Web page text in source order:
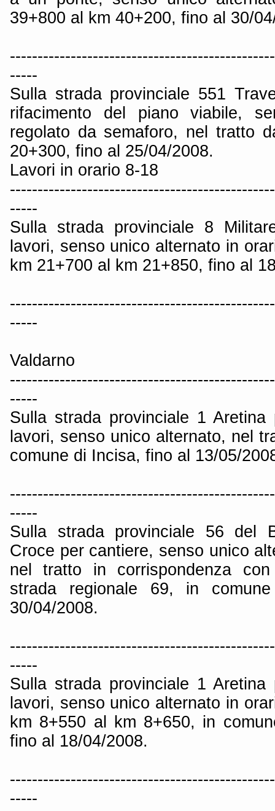
39+800 al km 40+200, fino al 30/
-----
Sulla strada provinciale 551
rifacimento del piano viabile,
regolato da semaforo, nel tratto
20+300, fino al 25/04/2008.
Lavori in orario 8-18
-----
Sulla strada provinciale 8
lavori, senso unico alternato in
km 21+700 al km 21+850, fino al
-----
Valdarno
-----
Sulla strada provinciale 1
lavori, senso unico alternato, nel
comune di Incisa, fino al 13/05/
-----
Sulla strada provinciale 56 del
Croce per cantiere, senso unico
nel tratto in corrispondenza
strada regionale 69, in
30/04/2008.
-----
Sulla strada provinciale 1
lavori, senso unico alternato in
km 8+550 al km 8+650, in
fino al 18/04/2008.
-----